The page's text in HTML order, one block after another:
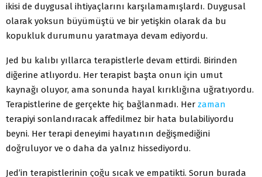
ikisi de duygusal ihtiyaçlarını karşılamamışlardı. Duygusal
olarak yoksun büyümüştü ve bir yetişkin olarak da bu
kopukluk durumunu yaratmaya devam ediyordu.
Jed bu kalıbı yıllarca terapistlerle devam ettirdi. Birinden
diğerine atlıyordu. Her terapist başta onun için umut
kaynağı oluyor, ama sonunda hayal kırıklığına uğratıyordu.
Terapistlerine de gerçekte hiç bağlanmadı. Her zaman
terapiyi sonlandıracak affedilmez bir hata bulabiliyordu
beyni. Her terapi deneyimi hayatının değişmediğini
doğruluyor ve o daha da yalnız hissediyordu.
Jed’in terapistlerinin çoğu sıcak ve empatikti. Sorun burada